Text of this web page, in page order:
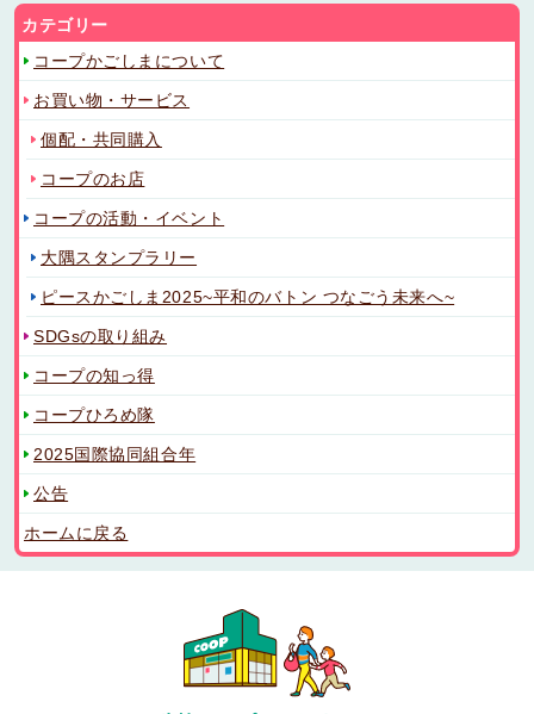
カテゴリー
コープかごしまについて
お買い物・サービス
個配・共同購入
コープのお店
コープの活動・イベント
大隅スタンプラリー
ピースかごしま2025~平和のバトン つなごう未来へ~
SDGsの取り組み
コープの知っ得
コープひろめ隊
2025国際協同組合年
公告
ホームに戻る